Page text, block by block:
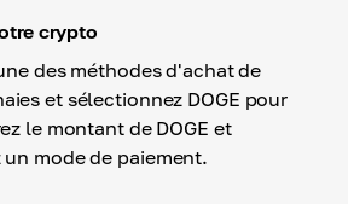
crypto
des méthodes d'achat de
et sélectionnez DOGE pour
le montant de DOGE et
mode de paiement.